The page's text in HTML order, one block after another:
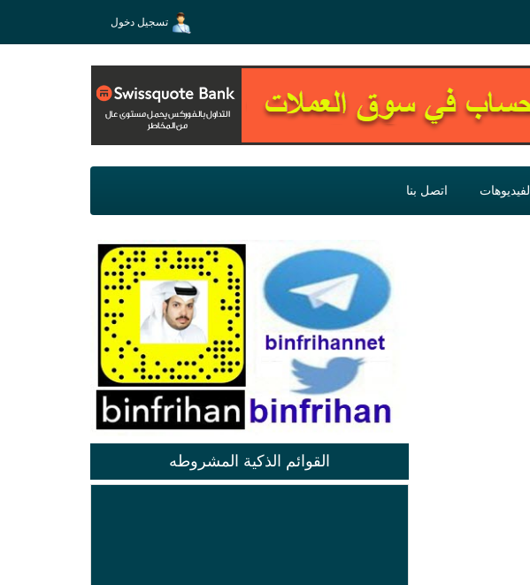
تسجيل دخول
الفيديوهات اتصل بنا
القوائم الذكية المشروطه